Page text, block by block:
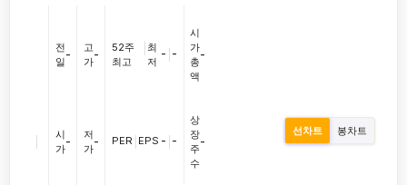
전
일
-
시
가
-
고
가
-
저
가
-
52주
최고
최
저
- -
PER EPS - -
시
가
총
액
-
상
장
주
수
-
선차트 봉차트